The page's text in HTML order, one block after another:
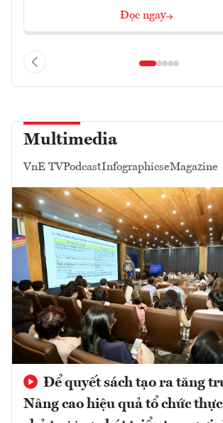
Đọc ngay
Multimedia
VnE TVPodcastInfographicseMagazine
Để quyết sách tạo ra tăng
Nâng cao hiệu quả tổ chức